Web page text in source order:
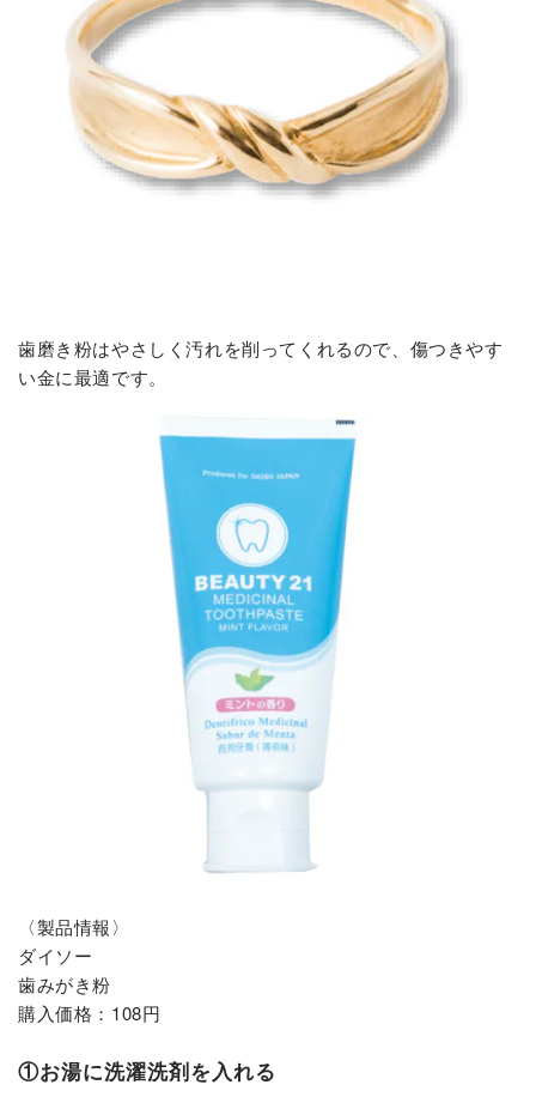
歯磨き粉はやさしく汚れを削ってくれるので、傷つきやす
い金に最適です。
〈製品情報〉
ダイソー
歯みがき粉
購入価格：108円
①お湯に洗濯洗剤を入れる